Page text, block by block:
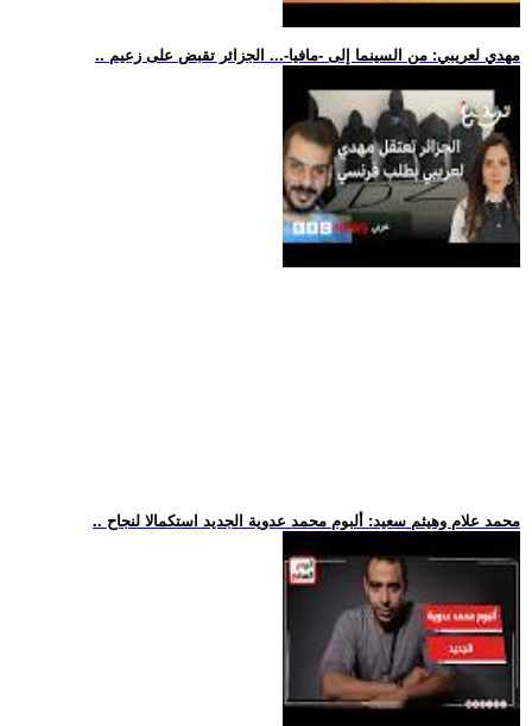
.. مهدي لعريبي: من السينما إلى -مافيا-... الجزائر تقبض على زعيم
.. محمد علام وهيثم سعيد: ألبوم محمد عدوية الجديد استكمالا لنجاح